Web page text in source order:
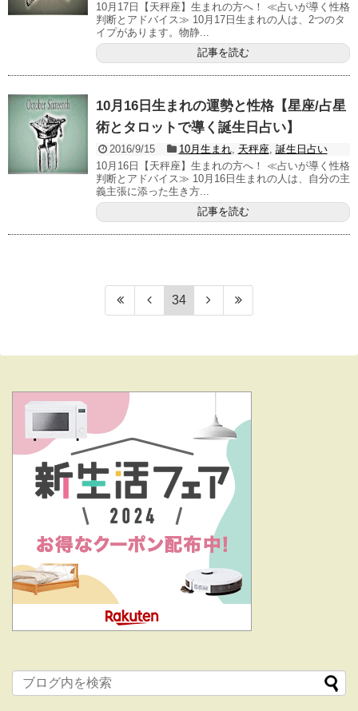
10月17日【天秤座】生まれの方へ！ ≪占いが導く性格
判断とアドバイス≫ 10月17日生まれの人は、2つのタ
イプがあります。物静...
記事を読む
10月16日生まれの運勢と性格【星座/占星
術とタロットで導く誕生日占い】
2016/9/15 10月生まれ, 天秤座, 誕生日占い
10月16日【天秤座】生まれの方へ！ ≪占いが導く性格
判断とアドバイス≫ 10月16日生まれの人は、自分の主
義主張に添った生き方...
記事を読む
34